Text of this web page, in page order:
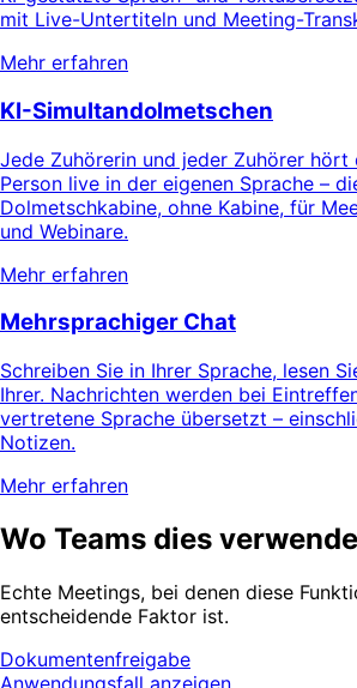
mit Live-Untertiteln und Meeting-
Mehr erfahren
KI-Simultandolmetschen
Jede Zuhörerin und jeder Zuhörer hört
Person live in der eigenen Sprache –
Dolmetschkabine, ohne Kabine, für
und Webinare.
Mehr erfahren
Mehrsprachiger Chat
Schreiben Sie in Ihrer Sprache, lesen
Ihrer. Nachrichten werden bei
vertretene Sprache übersetzt –
Notizen.
Mehr erfahren
Wo Teams dies
Echte Meetings, bei denen diese
entscheidende Faktor ist.
Dokumentenfreigabe
Anwendungsfall anzeigen